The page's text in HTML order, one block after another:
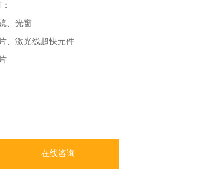
、光窗
、激光线超快元件
片
中国、香港、中国台湾地区的总代，提
在线咨询